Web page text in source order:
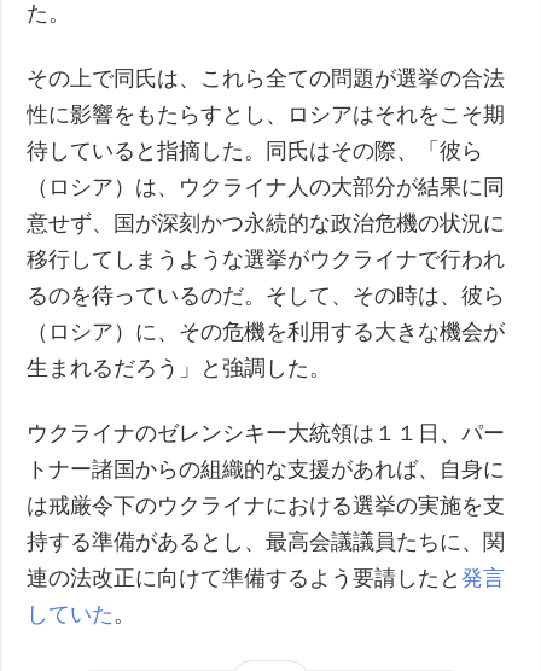
た。
その上で同氏は、これら全ての問題が選挙の合法
性に影響をもたらすとし、ロシアはそれをこそ期
待していると指摘した。同氏はその際、「彼ら
（ロシア）は、ウクライナ人の大部分が結果に同
意せず、国が深刻かつ永続的な政治危機の状況に
移行してしまうような選挙がウクライナで行われ
るのを待っているのだ。そして、その時は、彼ら
（ロシア）に、その危機を利用する大きな機会が
生まれるだろう」と強調した。
ウクライナのゼレンシキー大統領は１１日、パー
トナー諸国からの組織的な支援があれば、自身に
は戒厳令下のウクライナにおける選挙の実施を支
持する準備があるとし、最高会議議員たちに、関
連の法改正に向けて準備するよう要請したと発言
していた。